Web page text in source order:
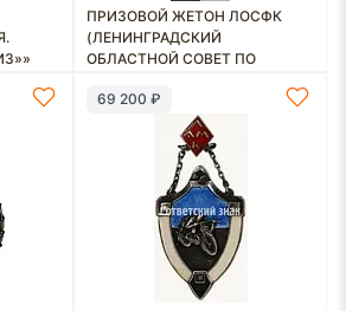
ПРИЗОВОЙ ЖЕТОН ЛОСФК
(ЛЕНИНГРАДСКИЙ
ОБЛАСТНОЙ СОВЕТ ПО
ЦДФК (ЦЕНТРАЛЬНЫЙ ДОМ
ФИЗИЧЕСКОЙ КУЛЬТУРЫ)
69 200 ₽